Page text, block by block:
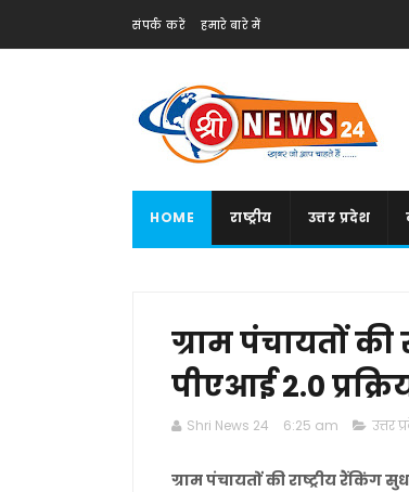
संपर्क करें हमारे बारे में
HOME राष्ट्रीय उत्तर प्रदेश
ग्राम पंचायतों की
पीएआई 2.0
Shri News 24 6:25 am उत्तर
ग्राम पंचायतों की राष्ट्रीय रैंकिंग